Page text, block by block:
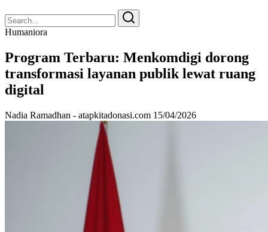
Search
for:
Search
Humaniora
Program Terbaru: Menkomdigi dorong
transformasi layanan publik lewat ruang
digital
Nadia Ramadhan - atapkitadonasi.com 15/04/2026